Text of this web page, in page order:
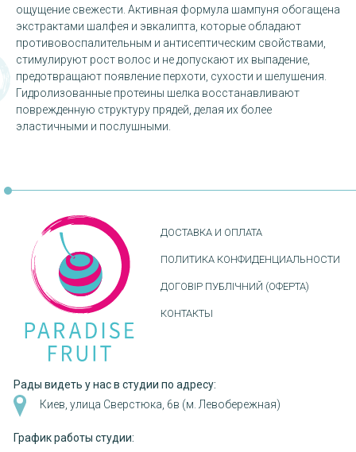
ощущение свежести. Активная формула шампуня обогащена
экстрактами шалфея и эвкалипта, которые обладают
противовоспалительным и антисептическим свойствами,
стимулируют рост волос и не допускают их выпадение,
предотвращают появление перхоти, сухости и шелушения.
Гидролизованные протеины шелка восстанавливают
поврежденную структуру прядей, делая их более
эластичными и послушными.
ДОСТАВКА И ОПЛАТА
ПОЛИТИКА КОНФИДЕНЦИАЛЬНОСТИ
ДОГОВІР ПУБЛІЧНИЙ (ОФЕРТА)
КОНТАКТЫ
Рады видеть у нас в студии по адресу:
Киев, улица Сверстюка, 6в (м. Левобережная)
График работы студии: